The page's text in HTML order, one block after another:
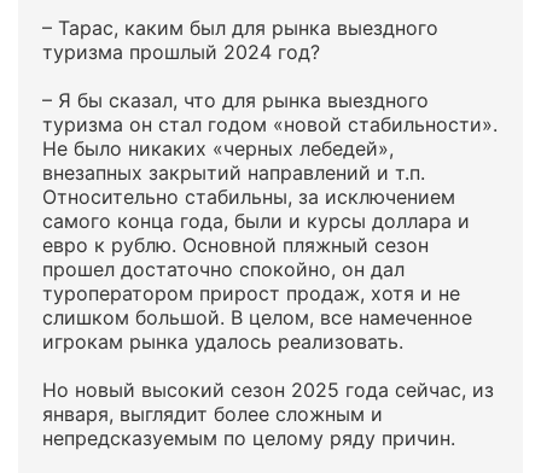
– Тарас, каким был для рынка выездного
туризма прошлый 2024 год?
– Я бы сказал, что для рынка выездного
туризма он стал годом «новой стабильности».
Не было никаких «черных лебедей»,
внезапных закрытий направлений и т.п.
Относительно стабильны, за исключением
самого конца года, были и курсы доллара и
евро к рублю. Основной пляжный сезон
прошел достаточно спокойно, он дал
туроператором прирост продаж, хотя и не
слишком большой. В целом, все намеченное
игрокам рынка удалось реализовать.
Но новый высокий сезон 2025 года сейчас, из
января, выглядит более сложным и
непредсказуемым по целому ряду причин.